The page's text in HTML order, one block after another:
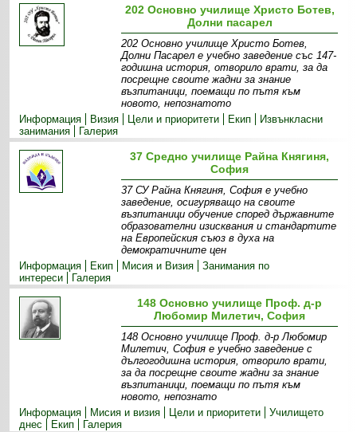
202 Основно училище Христо Ботев,
Долни пасарел
202 Основно училище Христо Ботев,
Долни Пасарел е учебно заведение със 147-
годишна история, отворило врати, за да
посрещне своите жадни за знание
възпитаници, поемащи по пътя към
новото, непознатото
Информация
Визия Цели и приоритети Екип
Извънкласни
занимания
Галерия
37 Средно училище Райна Княгиня,
София
37 СУ Райна Княгиня, София е учебно
заведение, осигуряващо на своите
възпитаници обучение според държавните
образователни изисквания и стандартите
на Европейския съюз в духа на
демократичните цен
Информация
Екип Мисия и Визия
Занимания по
интереси
Галерия
148 Основно училище Проф. д-р
Любомир Милетич, София
148 Основно училище Проф. д-р Любомир
Милетич, София е учебно заведение с
дългогодишна история, отворило врати,
за да посрещне своите жадни за знание
възпитаници, поемащи по пътя към
новото, непознато
Информация
Мисия и визия Цели и приоритети
Училището
днес
Екип Галерия